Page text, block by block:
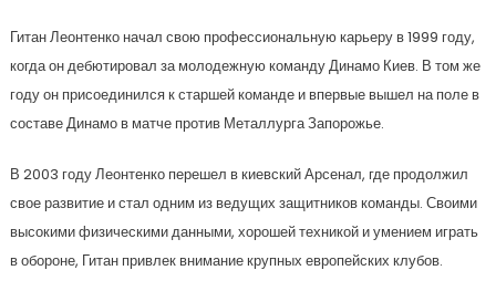
Гитан Леонтенко начал свою профессиональную карьеру в 1999 году,
когда он дебютировал за молодежную команду Динамо Киев. В том же
году он присоединился к старшей команде и впервые вышел на поле в
составе Динамо в матче против Металлурга Запорожье.
В 2003 году Леонтенко перешел в киевский Арсенал, где продолжил
свое развитие и стал одним из ведущих защитников команды. Своими
высокими физическими данными, хорошей техникой и умением играть
в обороне, Гитан привлек внимание крупных европейских клубов.